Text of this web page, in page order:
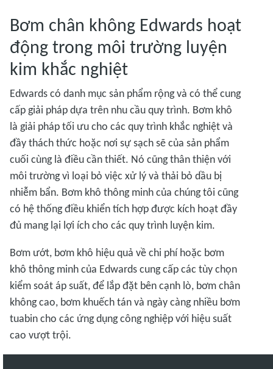
Bơm chân không Edwards hoạt
động trong môi trường luyện
kim khắc nghiệt
Edwards có danh mục sản phẩm rộng và có thể cung
cấp giải pháp dựa trên nhu cầu quy trình. Bơm khô
là giải pháp tối ưu cho các quy trình khắc nghiệt và
đầy thách thức hoặc nơi sự sạch sẽ của sản phẩm
cuối cùng là điều cần thiết. Nó cũng thân thiện với
môi trường vì loại bỏ việc xử lý và thải bỏ dầu bị
nhiễm bẩn. Bơm khô thông minh của chúng tôi cũng
có hệ thống điều khiển tích hợp được kích hoạt đầy
đủ mang lại lợi ích cho các quy trình luyện kim.
Bơm ướt, bơm khô hiệu quả về chi phí hoặc bơm
khô thông minh của Edwards cung cấp các tùy chọn
kiểm soát áp suất, để lắp đặt bên cạnh lò, bơm chân
không cao, bơm khuếch tán và ngày càng nhiều bơm
tuabin cho các ứng dụng công nghiệp với hiệu suất
cao vượt trội.